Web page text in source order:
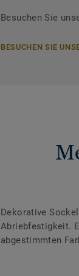
Besuchen Sie
BESUCHEN SIE
Dekorative
Abriebfestigkeit.
abgestimmten